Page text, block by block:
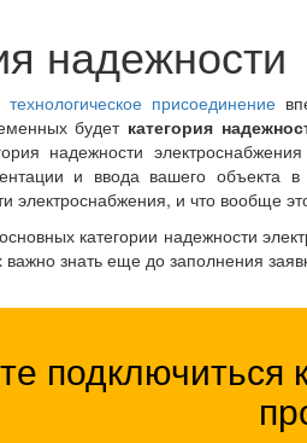
надежности
присоединение
будет категория
надежности
и ввода вашего объекта
электроснабжения, и что вообще
категории надежности
знать еще до заполнения
подключиться